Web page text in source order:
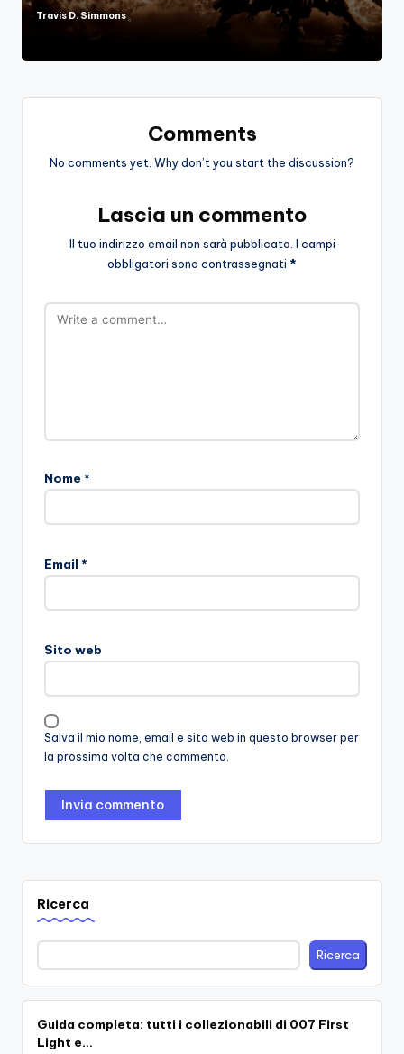
Posted
Travis D. Simmons
Comments
No comments yet. Why don’t you start the discussion?
Lascia un commento
Il tuo indirizzo email non sarà pubblicato. I campi
obbligatori sono contrassegnati *
Nome *
Email *
Sito web
Salva il mio nome, email e sito web in questo browser per
la prossima volta che commento.
Ricerca
Ricerca
Guida completa: tutti i collezionabili di 007 First
Light e…